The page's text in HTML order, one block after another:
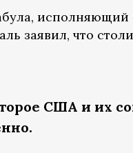
заявил, что
США и их